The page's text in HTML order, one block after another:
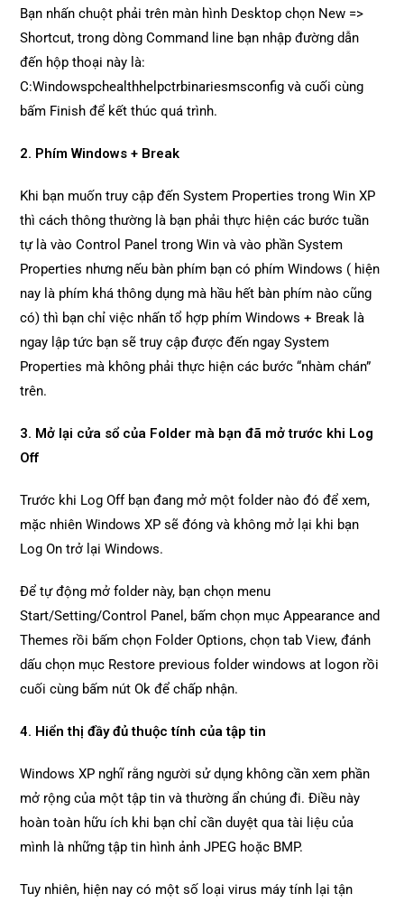
Bạn nhấn chuột phải trên màn hình Desktop chọn New =>
Shortcut, trong dòng Command line bạn nhập đường dẫn
đến hộp thoại này là:
C:Windowspchealthhelpctrbinariesmsconfig và cuối cùng
bấm Finish để kết thúc quá trình.
2. Phím Windows + Break
Khi bạn muốn truy cập đến System Properties trong Win XP
thì cách thông thường là bạn phải thực hiện các bước tuần
tự là vào Control Panel trong Win và vào phần System
Properties nhưng nếu bàn phím bạn có phím Windows ( hiện
nay là phím khá thông dụng mà hầu hết bàn phím nào cũng
có) thì bạn chỉ việc nhấn tổ hợp phím Windows + Break là
ngay lập tức bạn sẽ truy cập được đến ngay System
Properties mà không phải thực hiện các bước “nhàm chán”
trên.
3. Mở lại cửa sổ của Folder mà bạn đã mở trước khi Log
Off
Trước khi Log Off bạn đang mở một folder nào đó để xem,
mặc nhiên Windows XP sẽ đóng và không mở lại khi bạn
Log On trở lại Windows.
Để tự động mở folder này, bạn chọn menu
Start/Setting/Control Panel, bấm chọn mục Appearance and
Themes rồi bấm chọn Folder Options, chọn tab View, đánh
dấu chọn mục Restore previous folder windows at logon rồi
cuối cùng bấm nút Ok để chấp nhận.
4. Hiển thị đầy đủ thuộc tính của tập tin
Windows XP nghĩ rằng người sử dụng không cần xem phần
mở rộng của một tập tin và thường ẩn chúng đi. Điều này
hoàn toàn hữu ích khi bạn chỉ cần duyệt qua tài liệu của
mình là những tập tin hình ảnh JPEG hoặc BMP.
Tuy nhiên, hiện nay có một số loại virus máy tính lại tận